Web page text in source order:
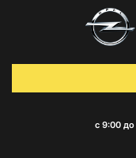
с 9:00 до